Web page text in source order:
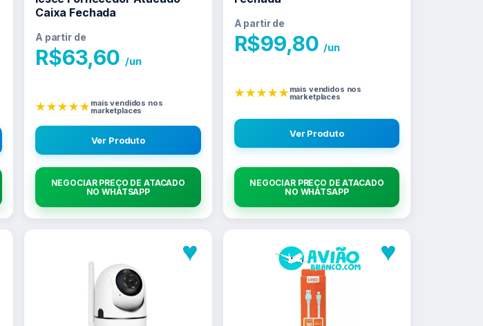
Caixa Fechada
A partir de
R$63,60 /un
★★★★★mais vendidos nos
marketplaces
Ver Produto
NEGOCIAR PREÇO DE ATACADO
NO WHATSAPP
A partir de
R$99,80 /un
★★★★★mais vendidos nos
marketplaces
Ver Produto
NEGOCIAR PREÇO DE ATACADO
NO WHATSAPP
♥ ♥